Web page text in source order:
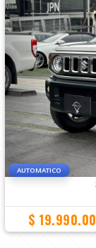
AUTOMATICO
$